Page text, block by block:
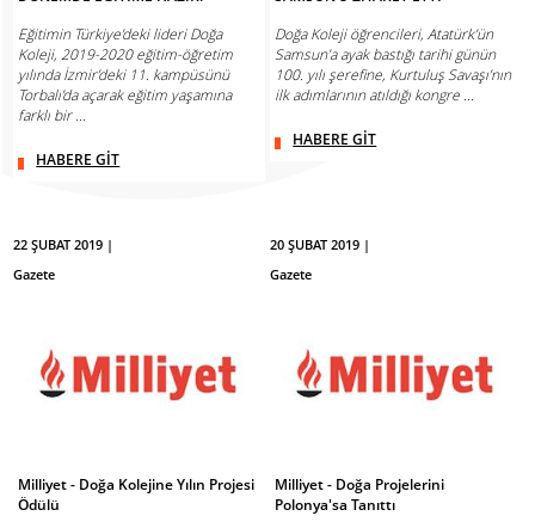
Eğitimin Türkiye’deki lideri Doğa
Koleji, 2019-2020 eğitim-öğretim
yılında İzmir’deki 11. kampüsünü
Torbalı’da açarak eğitim yaşamına
farklı bir ...
HABERE GİT
Doğa Koleji öğrencileri, Atatürk’ün
Samsun’a ayak bastığı tarihi günün
100. yılı şerefine, Kurtuluş Savaşı’nın
ilk adımlarının atıldığı kongre ...
HABERE GİT
22 ŞUBAT 2019 |
Gazete
Milliyet - Doğa Kolejine Yılın Projesi
Ödülü
20 ŞUBAT 2019 |
Gazete
Milliyet - Doğa Projelerini
Polonya'sa Tanıttı